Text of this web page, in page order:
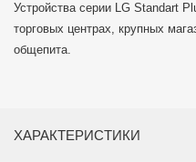
Устройства серии LG Standart
торговых центрах, крупных
общепита.
ХАРАКТЕРИСТИКИ